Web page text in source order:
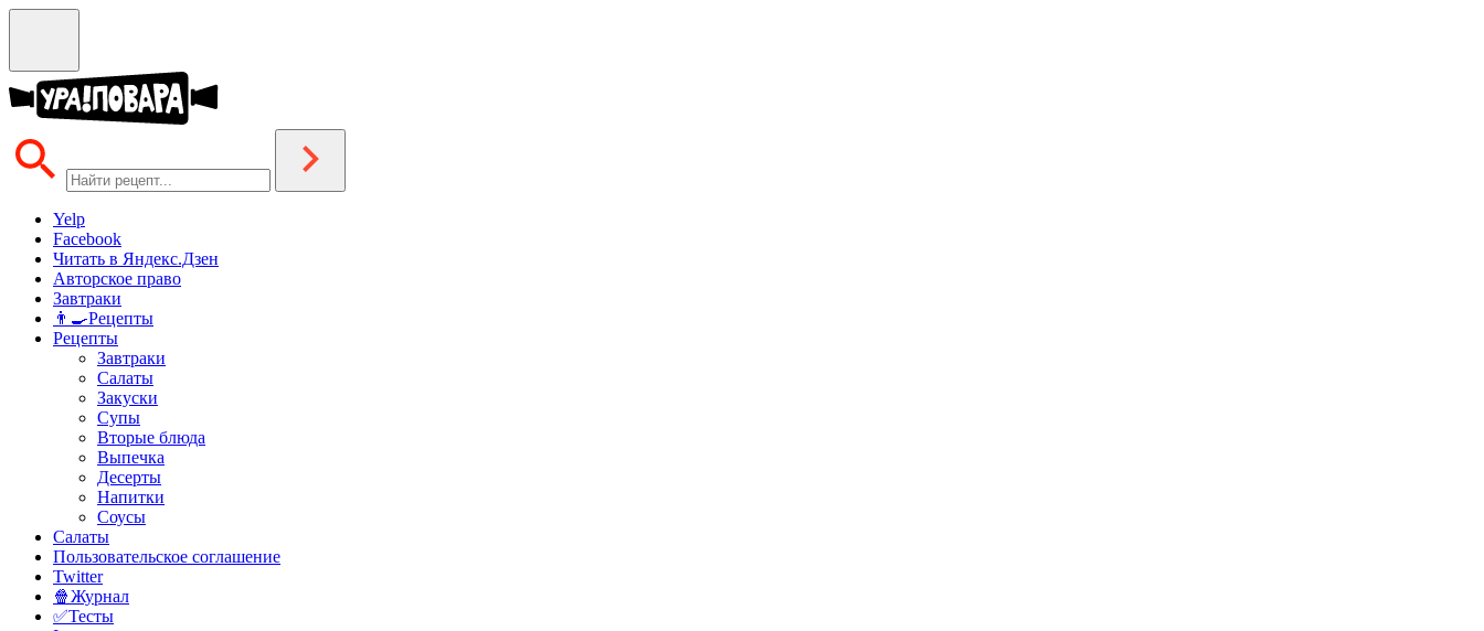
Yelp
Facebook
Читать в Яндекс.Дзен
Авторское право
Завтраки
👨‍🍳Рецепты
Рецепты
Завтраки
Салаты
Закуски
Супы
Вторые блюда
Выпечка
Десерты
Напитки
Соусы
Салаты
Пользовательское соглашение
Twitter
🍿Журнал
✅Тесты